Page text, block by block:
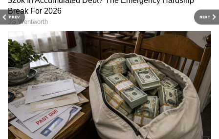
PREV NEXT
மிதுனம்: அதிக வேலைச் சுமையை எடுக்க
வேண்டாம். அனைத்து நடவடிக்கைகளையும்
நிர்வகிப்பது கடினமாக இருக்கும்.